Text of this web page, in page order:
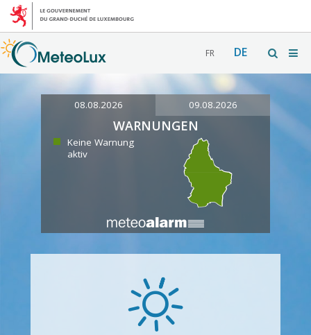
FR DE
08.08.2026 09.08.2026
WARNUNGEN
Keine Warnung
aktiv